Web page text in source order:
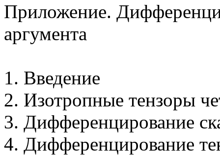
Приложение.
аргумента
1. Введение
2. Изотропные тензоры
3. Дифференцирование
4. Дифференцирование